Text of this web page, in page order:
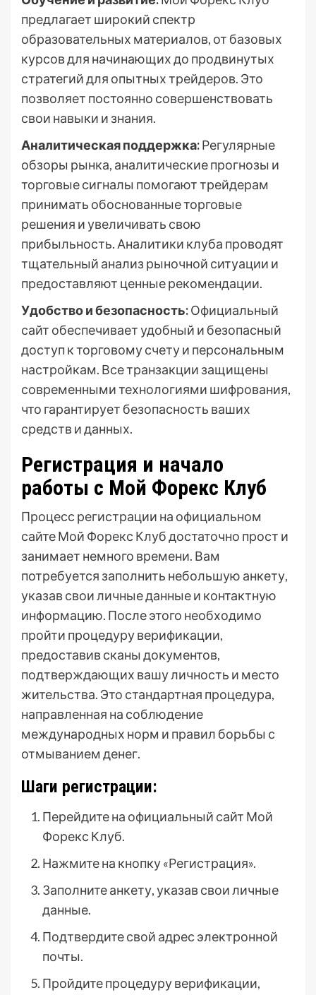
предлагает широкий спектр
образовательных материалов, от базовых
курсов для начинающих до продвинутых
стратегий для опытных трейдеров. Это
позволяет постоянно совершенствовать
свои навыки и знания.
Аналитическая поддержка:Регулярные
обзоры рынка, аналитические прогнозы и
торговые сигналы помогают трейдерам
принимать обоснованные торговые
решения и увеличивать свою
прибыльность. Аналитики клуба проводят
тщательный анализ рыночной ситуации и
предоставляют ценные рекомендации.
Удобство и безопасность:Официальный
сайт обеспечивает удобный и безопасный
доступ к торговому счету и персональным
настройкам. Все транзакции защищены
современными технологиями шифрования,
что гарантирует безопасность ваших
средств и данных.
Регистрация и начало
работы с Мой Форекс Клуб
Процесс регистрации на официальном
сайте Мой Форекс Клуб достаточно прост и
занимает немного времени. Вам
потребуется заполнить небольшую анкету,
указав свои личные данные и контактную
информацию. После этого необходимо
пройти процедуру верификации,
предоставив сканы документов,
подтверждающих вашу личность и место
жительства. Это стандартная процедура,
направленная на соблюдение
международных норм и правил борьбы с
отмыванием денег.
Шаги регистрации:
Перейдите на официальный сайт Мой
Форекс Клуб.
Нажмите на кнопку «Регистрация».
Заполните анкету, указав свои личные
данные.
Подтвердите свой адрес электронной
почты.
Пройдите процедуру верификации,